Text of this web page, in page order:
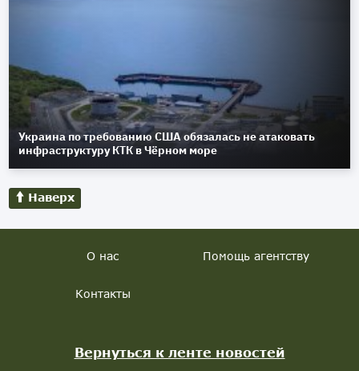
Украина по требованию США обязалась не атаковать
инфраструктуру КТК в Чёрном море
Наверх
О нас Помощь агентству
Контакты
Вернуться к ленте новостей